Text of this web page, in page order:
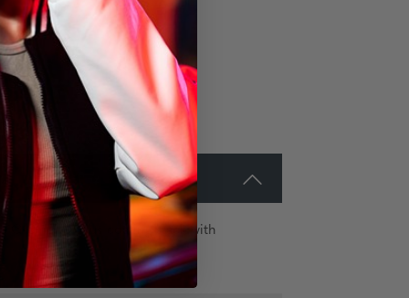
G-Shield® Plus coating stack with